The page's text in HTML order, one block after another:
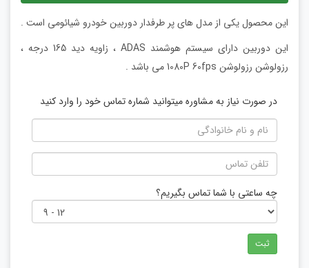
این محصول یکی از مدل های پر طرفدار دوربین خودرو شیائومی است .
این دوربین دارای سیستم هوشمند ADAS ، زاویه دید 165 درجه ،
رزولوشن رزولوشن 1080P 60fps می باشد .
در صورت نیاز به مشاوره میتوانید شماره تماس خود را وارد کنید
چه ساعتی با شما تماس بگیریم؟
ثبت